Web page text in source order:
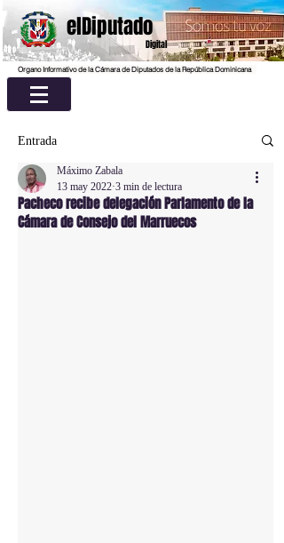
elDiputado
Digital
Organo Informativo de la Cámara de Diputados de la República Dominicana
Entrada
Pacheco recibe delegación Parlamento de la
Cámara de Consejo del Marruecos
Máximo Zabala
13 may 2022 3 min de lectura